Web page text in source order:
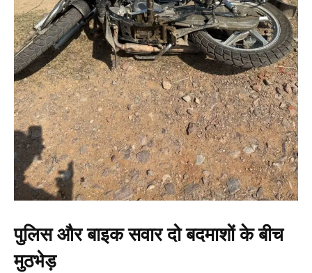
पुलिस और बाइक सवार दो बदमाशों के बीच
मुठभेड़